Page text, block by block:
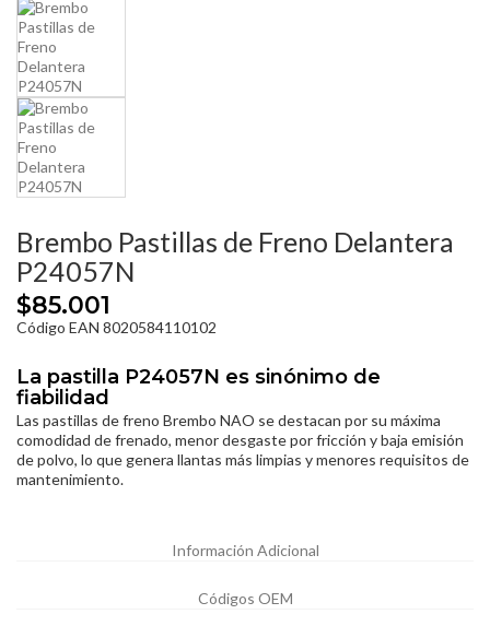
Brembo Pastillas de Freno Delantera
P24057N
$85.001
Código EAN 8020584110102
La pastilla P24057N es sinónimo de
fiabilidad
Las pastillas de freno Brembo NAO se destacan por su máxima
comodidad de frenado, menor desgaste por fricción y baja emisión
de polvo, lo que genera llantas más limpias y menores requisitos de
mantenimiento.
Información Adicional
Códigos OEM